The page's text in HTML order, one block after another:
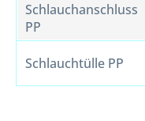
Schlauchanschluss
PP
Schlauchtülle PP